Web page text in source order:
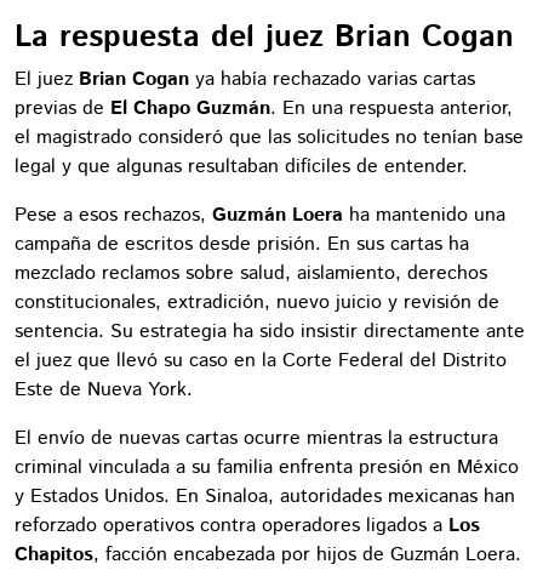
La respuesta del juez Brian Cogan
El juez Brian Cogan ya había rechazado varias cartas
previas de El Chapo Guzmán. En una respuesta anterior,
el magistrado consideró que las solicitudes no tenían base
legal y que algunas resultaban difíciles de entender.
Pese a esos rechazos, Guzmán Loera ha mantenido una
campaña de escritos desde prisión. En sus cartas ha
mezclado reclamos sobre salud, aislamiento, derechos
constitucionales, extradición, nuevo juicio y revisión de
sentencia. Su estrategia ha sido insistir directamente ante
el juez que llevó su caso en la Corte Federal del Distrito
Este de Nueva York.
El envío de nuevas cartas ocurre mientras la estructura
criminal vinculada a su familia enfrenta presión en México
y Estados Unidos. En Sinaloa, autoridades mexicanas han
reforzado operativos contra operadores ligados a Los
Chapitos, facción encabezada por hijos de Guzmán Loera.